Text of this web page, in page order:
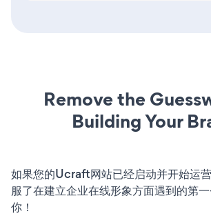
Remove the
Building Your
如果您的Ucraft网站已经启动并开始运
服了在建立企业在线形象方面遇到的第
你！